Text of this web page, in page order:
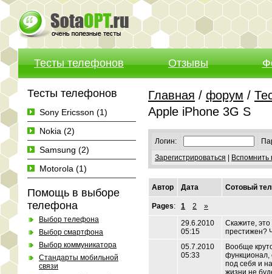
Тесты телефонов Отзывы
Тесты телефонов
Sony Ericsson (1)
Nokia (2)
Samsung (2)
Motorola (1)
Помощь в выборе
телефона
Выбор телефона
Выбор смартфона
Выбор коммуникатора
Стандарты мобильной
связи
Главная / форум /
Apple iPhone 3G S
Логин:
Зарегистрироваться
Вспомнить
Автор Дата Сотовый
Pages: 1 2
»
29.6.2010
05:15
Скажите,
престижен?
05.7.2010
05:33
Вообще
функционал,
под себя и
жизни не